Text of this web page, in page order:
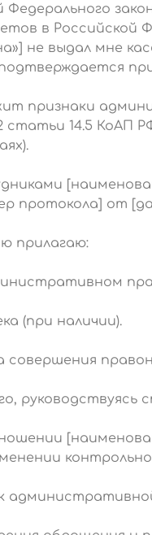
в Российской
не выдал мне
признаки
14.5 КоАП
протокола] от
прилагаю:
(при наличии).